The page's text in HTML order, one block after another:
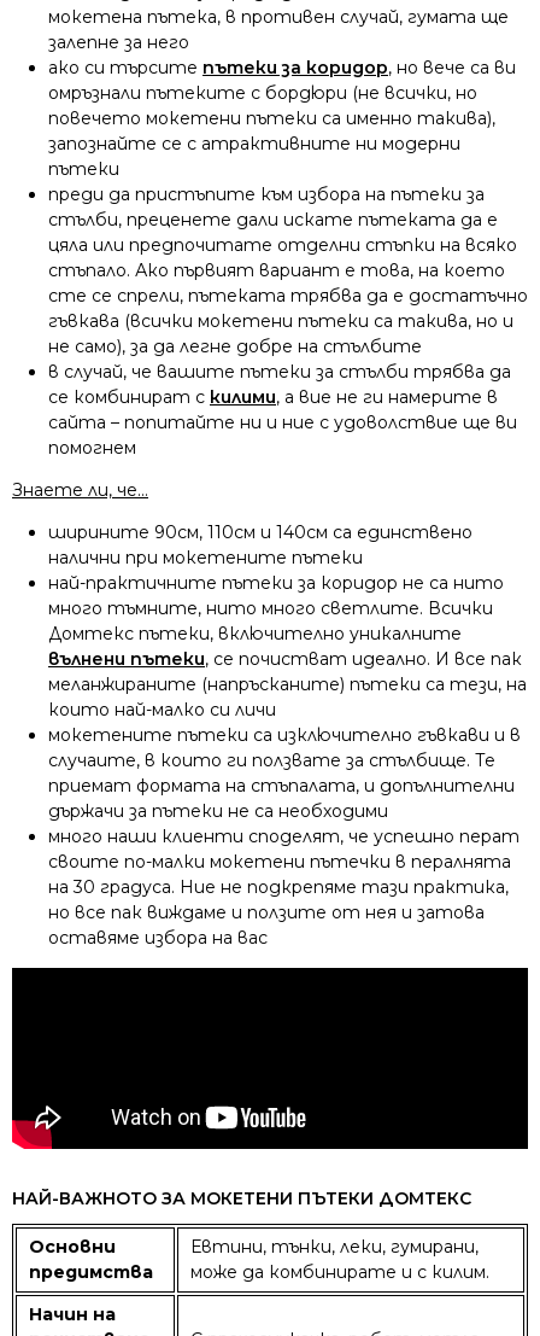
мокетена пътека, в противен случай, гумата ще
залепне за него
ако си търсите пътеки за коридор, но вече са ви
омръзнали пътеките с бордюри (не всички, но
повечето мокетени пътеки са именно такива),
запознайте се с атрактивните ни модерни
пътеки
преди да пристъпите към избора на пътеки за
стълби, преценете дали искате пътеката да е
цяла или предпочитате отделни стъпки на всяко
стъпало. Ако първият вариант е това, на което
сте се спрели, пътеката трябва да е достатъчно
гъвкава (всички мокетени пътеки са такива, но и
не само), за да легне добре на стълбите
в случай, че вашите пътеки за стълби трябва да
се комбинират с килими, а вие не ги намерите в
сайта – попитайте ни и ние с удоволствие ще ви
помогнем
Знаете ли, че…
ширините 90см, 110см и 140см са единствено
налични при мокетените пътеки
най-практичните пътеки за коридор не са нито
много тъмните, нито много светлите. Всички
Домтекс пътеки, включително уникалните
вълнени пътеки, се почистват идеално. И все пак
меланжираните (напръсканите) пътеки са тези, на
които най-малко си личи
мокетените пътеки са изключително гъвкави и в
случаите, в които ги ползвате за стълбище. Те
приемат формата на стъпалата, и допълнителни
държачи за пътеки не са необходими
много наши клиенти споделят, че успешно перат
своите по-малки мокетени пътечки в пералнята
на 30 градуса. Ние не подкрепяме тази практика,
но все пак виждаме и ползите от нея и затова
оставяме избора на вас
НАЙ-ВАЖНОТО ЗА МОКЕТЕНИ ПЪТЕКИ ДОМТЕКС
Основни
предимства
Евтини, тънки, леки, гумирани,
може да комбинирате и с килим.
Начин на